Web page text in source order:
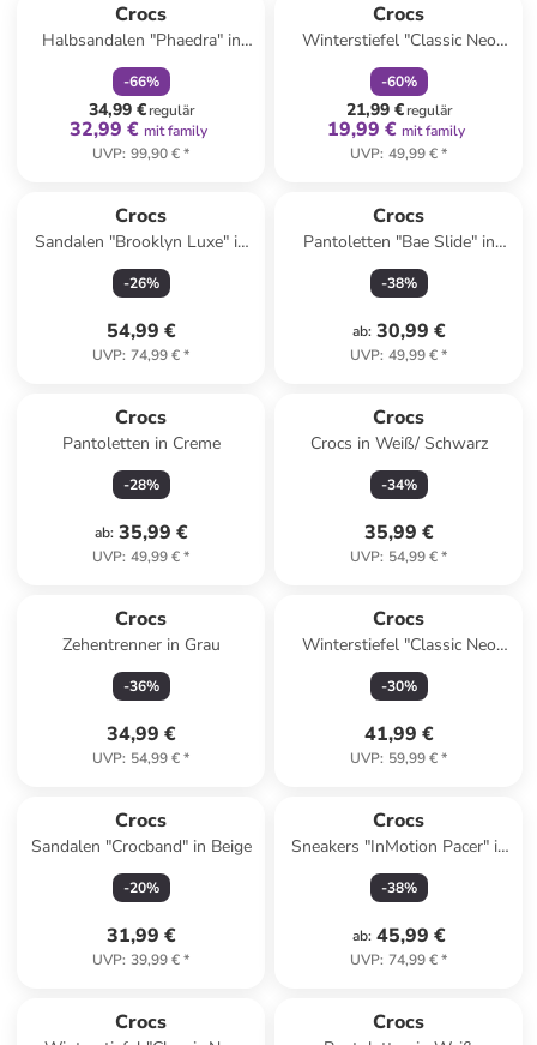
Crocs
Halbsandalen "Phaedra" in
Gelb
-66%
34,99 €regulär
32,99 € mit family
UVP: 99,90 €*
Crocs
Winterstiefel "Classic Neo
Puff" in Dunkelblau
-60%
21,99 €regulär
19,99 € mit family
UVP: 49,99 €*
Crocs
Sandalen "Brooklyn Luxe" in
Camel
-26%
54,99 €
UVP: 74,99 €*
Crocs
Pantoletten "Bae Slide" in
Gelb
-38%
ab: 30,99 €
UVP: 49,99 €*
Crocs
Pantoletten in Creme
-28%
ab: 35,99 €
UVP: 49,99 €*
Crocs
Crocs in Weiß/ Schwarz
-34%
35,99 €
UVP: 54,99 €*
Crocs
Zehentrenner in Grau
-36%
34,99 €
UVP: 54,99 €*
Crocs
Winterstiefel "Classic Neo
Puff" in Schwarz
-30%
41,99 €
UVP: 59,99 €*
Crocs
Sandalen "Crocband" in Beige
-20%
31,99 €
UVP: 39,99 €*
Crocs
Sneakers "InMotion Pacer" in
Schwarz
-38%
ab: 45,99 €
UVP: 74,99 €*
Crocs Crocs